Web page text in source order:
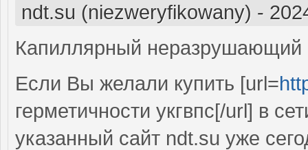
ndt.su (niezweryfikowany) -
Капиллярный неразрушающий
Если Вы желали купить [url=
герметичности укгвпс[/url] в
указанный сайт ndt.su уже